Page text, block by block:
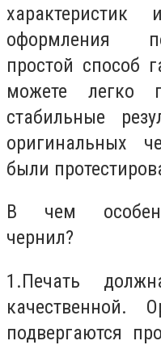
оформления
простой способ
можете легко
стабильные
оригинальных
были
В чем
чернил?
1.Печать
качественной.
подвергаются